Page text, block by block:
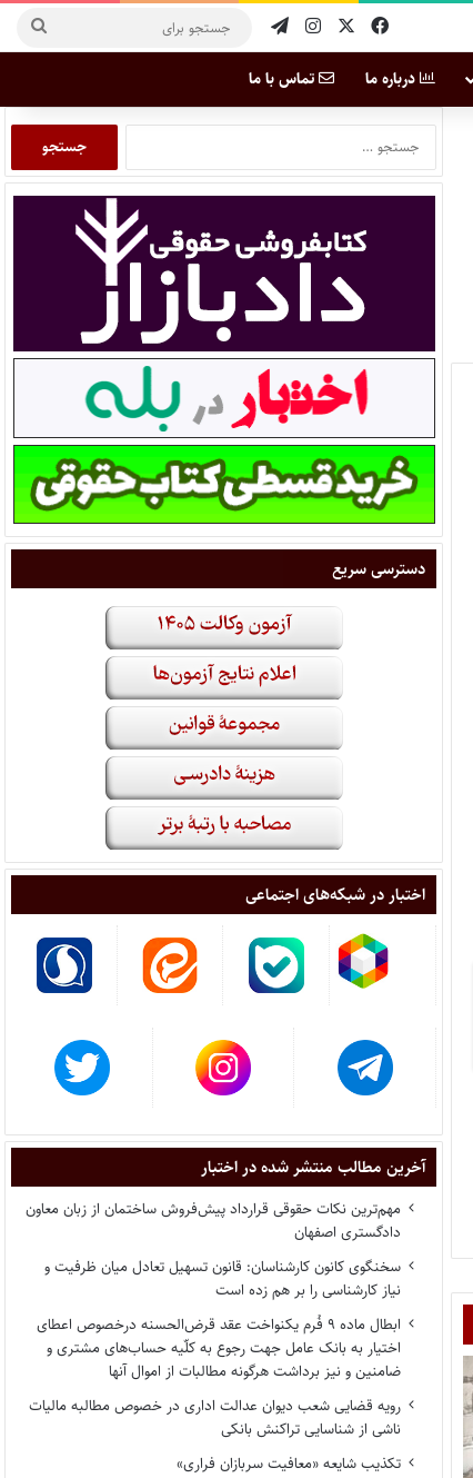
درباره ما تماس با ما
دسترسی سریع
اختبار در شبکه‌های اجتماعی
آخرین مطالب منتشر شده در اختبار
مهم‌ترین نکات حقوقی قرارداد پیش‌فروش ساختمان از زبان معاون
دادگستری اصفهان
سخنگوی کانون کارشناسان: قانون تسهیل تعادل میان ظرفیت و
نیاز کارشناسی را بر هم زده است
ابطال ماده ۹ فُرم یکنواخت عقد قرض‌الحسنه درخصوص اعطای
اختیار به بانک عامل جهت رجوع به کلّیه حساب‌های مشتری و
ضامنین و نیز برداشت هرگونه مطالبات از اموال آنها
رویه قضایی شعب دیوان عدالت اداری در خصوص مطالبه مالیات
ناشی از شناسایی تراکنش بانکی
تکذیب شایعه «معافیت سربازان فراری»